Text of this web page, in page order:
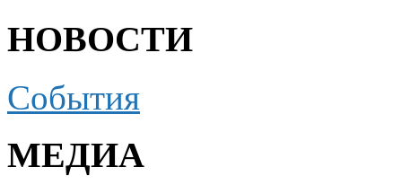
НОВОСТИ
События
МЕДИА